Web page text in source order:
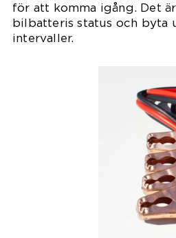
för att komma igång. Det
bilbatteris status och byta
intervaller.